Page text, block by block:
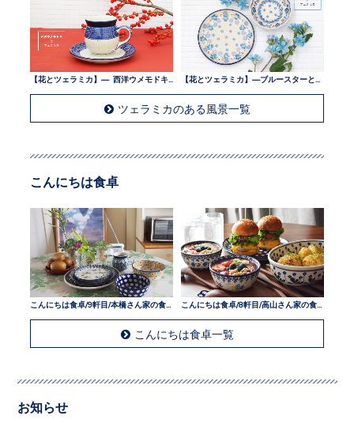
ツェラミカのある風景一覧
こんにちは食卓
こんにちは食卓/9軒目/本橋さん家の食卓
こんにちは食卓一覧
お知らせ